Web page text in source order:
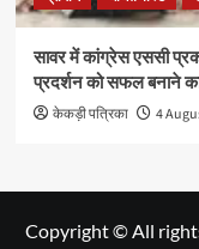
सावर में कांग्रेस एससी
प्रदर्शन को सफल बनाने
केकड़ी पत्रिका 4
Copyright © All